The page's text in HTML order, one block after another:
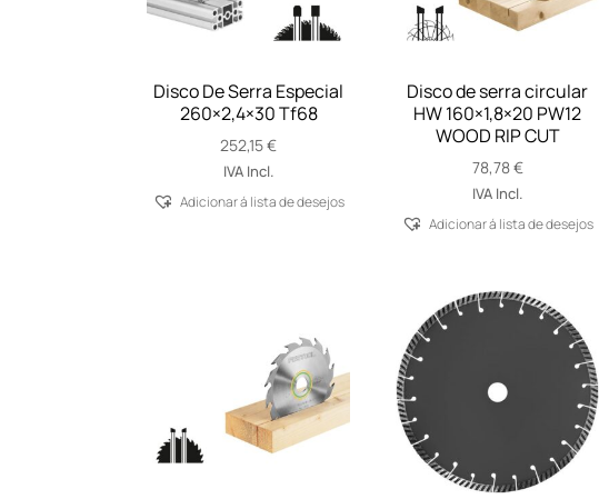
Disco De Serra Especial
260×2,4×30 Tf68
252,15€
IVA Incl.
Adicionar á lista de desejos
Disco de serra circular
HW 160×1,8×20 PW12
WOOD RIP CUT
78,78€
IVA Incl.
Adicionar á lista de desejos